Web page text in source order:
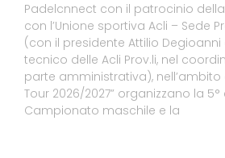
Padelcnnect con il patrocinio
con l’Unione sportiva Acli – Sede
(con il presidente Attilio
tecnico delle Acli Prov.li, nel
parte amministrativa), nell’ambito
Tour 2026/2027” organizzano la
Campionato maschile e la